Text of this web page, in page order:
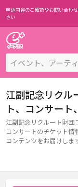
申込内容のご確認やお問い合わ
さい
江副記念リクル
ト、コンサート
江副記念リクルート財団
コンサートのチケット
コンテンツをお届けしま